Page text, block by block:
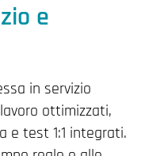
e
in servizio
ottimizzati,
e test 1:1 integrati.